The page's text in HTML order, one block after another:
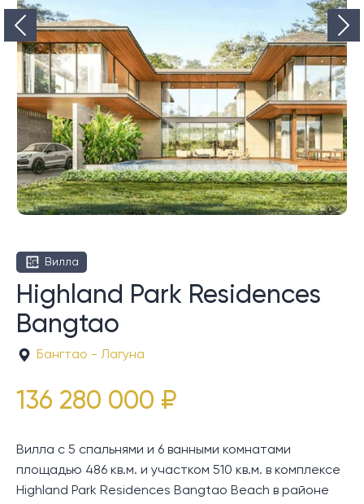
Вилла
Highland Park Residences
Bangtao
Бангтао - Лагуна
136 280 000 ₽
Вилла с 5 спальнями и 6 ванными комнатами
площадью 486 кв.м. и участком 510 кв.м. в комплексе
Highland Park Residences Bangtao Beach в районе